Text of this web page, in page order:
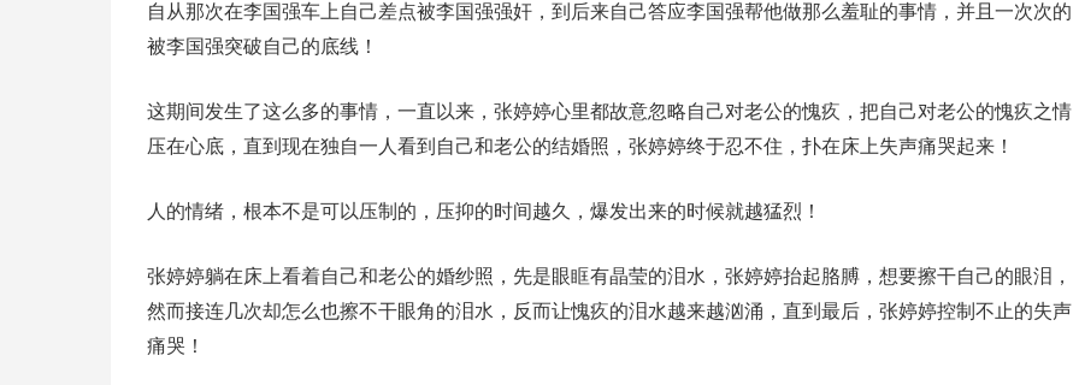
自从那次在李国强车上自己差点被李国强强奸，到后来自己答应李国强帮他做那么羞耻的事情，并且一次次的
被李国强突破自己的底线！
这期间发生了这么多的事情，一直以来，张婷婷心里都故意忽略自己对老公的愧疚，把自己对老公的愧疚之情
压在心底，直到现在独自一人看到自己和老公的结婚照，张婷婷终于忍不住，扑在床上失声痛哭起来！
人的情绪，根本不是可以压制的，压抑的时间越久，爆发出来的时候就越猛烈！
张婷婷躺在床上看着自己和老公的婚纱照，先是眼眶有晶莹的泪水，张婷婷抬起胳膊，想要擦干自己的眼泪，
然而接连几次却怎么也擦不干眼角的泪水，反而让愧疚的泪水越来越汹涌，直到最后，张婷婷控制不止的失声
痛哭！